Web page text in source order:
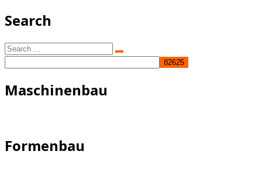
Search
Search
for:
Search
Maschinenbau
Formenbau